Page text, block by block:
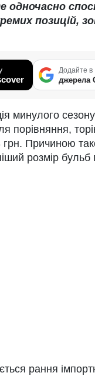
одночасно
позицій,
Додайте в
джерела
минулого
порівняння,
Причиною
розмір бульб
рання